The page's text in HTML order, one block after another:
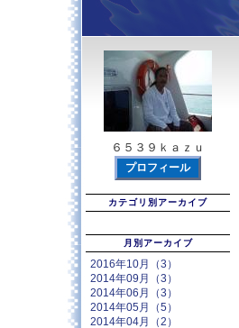
６５３９ｋａｚｕ
プロフィール
カテゴリ別アーカイブ
月別アーカイブ
2016年10月（3）
2014年09月（3）
2014年06月（3）
2014年05月（5）
2014年04月（2）